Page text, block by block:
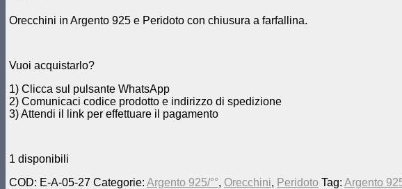
Orecchini in Argento 925 e Peridoto con chiusura a farfallina.
Vuoi acquistarlo?
1) Clicca sul pulsante WhatsApp
2) Comunicaci codice prodotto e indirizzo di spedizione
3) Attendi il link per effettuare il pagamento
1 disponibili
COD: E-A-05-27 Categorie: Argento 925/°°, Orecchini, Peridoto Tag: Argento